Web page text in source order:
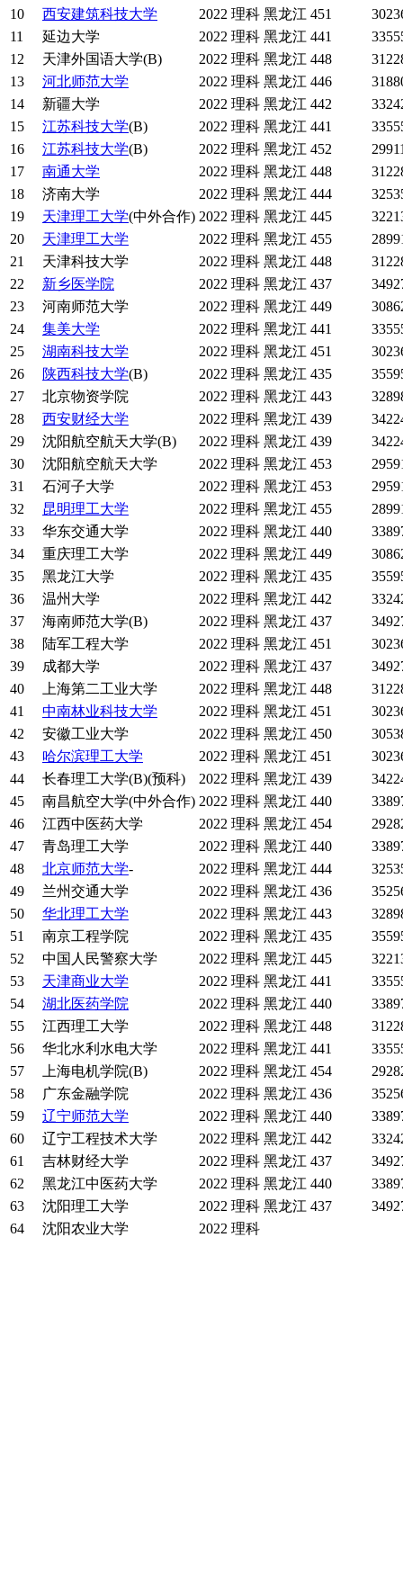
10
西安建筑科技大学 2022 理科 黑龙江 451
11
延边大学 2022 理科 黑龙江 441
12
天津外国语大学(B) 2022 理科 黑龙江 448
13
河北师范大学 2022 理科 黑龙江 446
14
新疆大学 2022 理科 黑龙江 442
15
江苏科技大学(B) 2022 理科 黑龙江 441
16
江苏科技大学(B) 2022 理科 黑龙江 452
17
南通大学 2022 理科 黑龙江 448
18
济南大学 2022 理科 黑龙江 444
19
天津理工大学(中外合作) 2022 理科 黑龙江 445
20
天津理工大学 2022 理科 黑龙江 455
21
天津科技大学 2022 理科 黑龙江 448
22
新乡医学院 2022 理科 黑龙江 437
23
河南师范大学 2022 理科 黑龙江 449
24
集美大学 2022 理科 黑龙江 441
25
湖南科技大学 2022 理科 黑龙江 451
26
陕西科技大学(B) 2022 理科 黑龙江 435
27
北京物资学院 2022 理科 黑龙江 443
28
西安财经大学 2022 理科 黑龙江 439
29
沈阳航空航天大学(B) 2022 理科 黑龙江 439
30
沈阳航空航天大学 2022 理科 黑龙江 453
31
石河子大学 2022 理科 黑龙江 453
32
昆明理工大学 2022 理科 黑龙江 455
33
华东交通大学 2022 理科 黑龙江 440
34
重庆理工大学 2022 理科 黑龙江 449
35
黑龙江大学 2022 理科 黑龙江 435
36
温州大学 2022 理科 黑龙江 442
37
海南师范大学(B) 2022 理科 黑龙江 437
38
陆军工程大学 2022 理科 黑龙江 451
39
成都大学 2022 理科 黑龙江 437
40
上海第二工业大学 2022 理科 黑龙江 448
41
中南林业科技大学 2022 理科 黑龙江 451
42
安徽工业大学 2022 理科 黑龙江 450
43
哈尔滨理工大学 2022 理科 黑龙江 451
44
长春理工大学(B)(预科) 2022 理科 黑龙江 439
45
南昌航空大学(中外合作) 2022 理科 黑龙江 440
46
江西中医药大学 2022 理科 黑龙江 454
47
青岛理工大学 2022 理科 黑龙江 440
48
北京师范大学- 2022 理科 黑龙江 444
49
兰州交通大学 2022 理科 黑龙江 436
50
华北理工大学 2022 理科 黑龙江 443
51
南京工程学院 2022 理科 黑龙江 435
52
中国人民警察大学 2022 理科 黑龙江 445
53
天津商业大学 2022 理科 黑龙江 441
54
湖北医药学院 2022 理科 黑龙江 440
55
江西理工大学 2022 理科 黑龙江 448
56
华北水利水电大学 2022 理科 黑龙江 441
57
上海电机学院(B) 2022 理科 黑龙江 454
58
广东金融学院 2022 理科 黑龙江 436
59
辽宁师范大学 2022 理科 黑龙江 440
60
辽宁工程技术大学 2022 理科 黑龙江 442
61
吉林财经大学 2022 理科 黑龙江 437
62
黑龙江中医药大学 2022 理科 黑龙江 440
63
沈阳理工大学 2022 理科 黑龙江 437
64
沈阳农业大学 2022 理科